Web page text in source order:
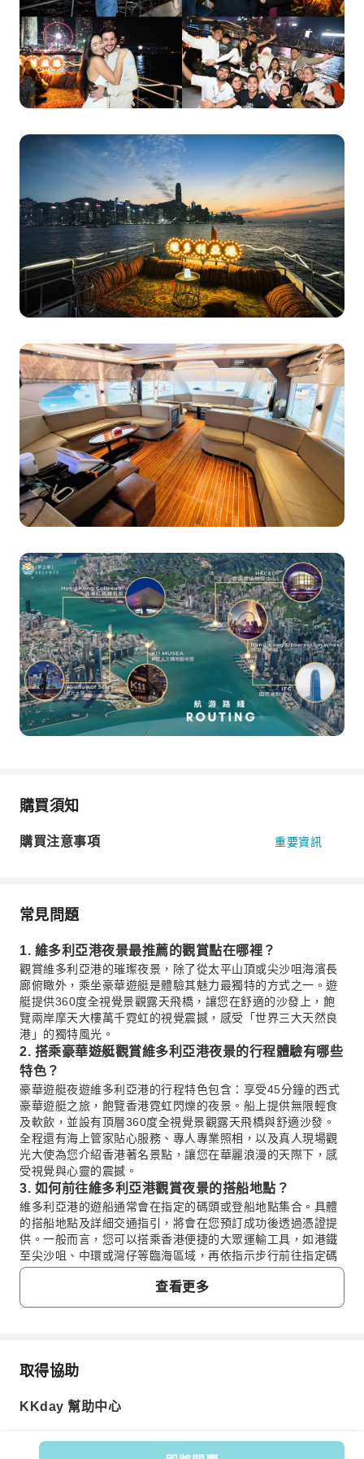
購買須知
購買注意事項 重要資訊
常見問題
1. 維多利亞港夜景最推薦的觀賞點在哪裡？
觀賞維多利亞港的璀璨夜景，除了從太平山頂或尖沙咀海濱長
廊俯瞰外，乘坐豪華遊艇是體驗其魅力最獨特的方式之一。遊
艇提供360度全視覺景觀露天飛橋，讓您在舒適的沙發上，飽
覽兩岸摩天大樓萬千霓虹的視覺震撼，感受「世界三大天然良
港」的獨特風光。
2. 搭乘豪華遊艇觀賞維多利亞港夜景的行程體驗有哪些
特色？
豪華遊艇夜遊維多利亞港的行程特色包含：享受45分鐘的西式
豪華遊艇之旅，飽覽香港霓虹閃爍的夜景。船上提供無限輕食
及軟飲，並設有頂層360度全視覺景觀露天飛橋與舒適沙發。
全程還有海上管家貼心服務、專人專業照相，以及真人現場觀
光大使為您介紹香港著名景點，讓您在華麗浪漫的天際下，感
受視覺與心靈的震撼。
3. 如何前往維多利亞港觀賞夜景的搭船地點？
維多利亞港的遊船通常會在指定的碼頭或登船地點集合。具體
的搭船地點及詳細交通指引，將會在您預訂成功後透過憑證提
供。一般而言，您可以搭乘香港便捷的大眾運輸工具，如港鐵
至尖沙咀、中環或灣仔等臨海區域，再依指示步行前往指定碼
頭。
4. 維多利亞港的「幻彩詠香江」燈光秀通常在什麼時間
舉行？
艇，在海上醉心其中，享受璀璨的光芒與閃爍的浪花，將維港
兩岸的摩天大樓萬千霓虹一次盡收眼底，感受這場獨特的視聽
5. 維多利亞港遊船活動的船上服務包含哪些內容？
驗。船上無限供應精選輕食及軟飲，讓您在欣賞美景的同時也
查看更多
常見問題
濱長廊俯瞰外，乘坐豪華遊艇是體驗其魅力最獨特的方式
取得協助
KKday 幫助中心